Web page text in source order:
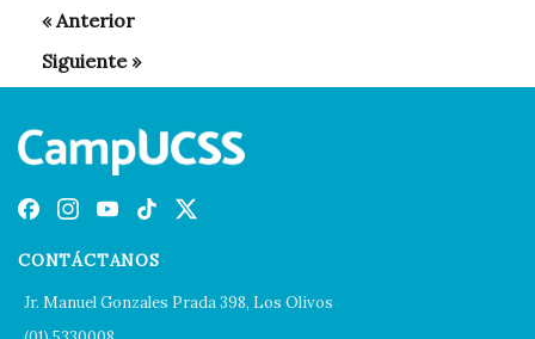
CONTÁCTANOS
Jr. Manuel Gonzales Prada 398, Los Olivos